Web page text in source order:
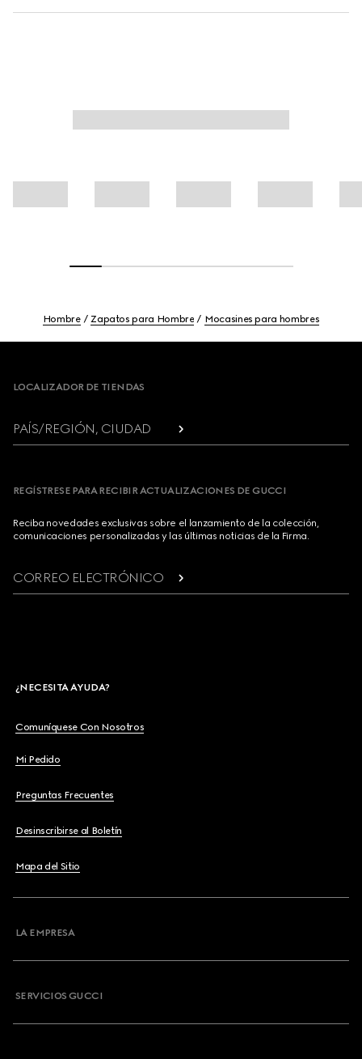
Hombre Zapatos para Hombre Mocasines para hombres
LOCALIZADOR DE TIENDAS
PAÍS/REGIÓN, CIUDAD
REGÍSTRESE PARA RECIBIR ACTUALIZACIONES DE GUCCI
Reciba novedades exclusivas sobre el lanzamiento de la colección,
comunicaciones personalizadas y las últimas noticias de la Firma.
CORREO ELECTRÓNICO
¿NECESITA AYUDA?
Comuníquese Con Nosotros
Mi Pedido
Preguntas Frecuentes
Desinscribirse al Boletín
Mapa del Sitio
LA EMPRESA
SERVICIOS GUCCI